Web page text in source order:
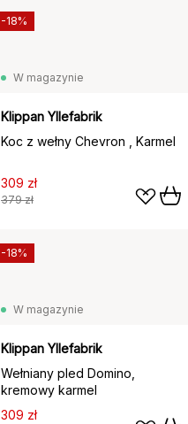
W magazynie
Klippan Yllefabrik
Koc z wełny Chevron , Karmel
309 zł
379 zł
-18%
W magazynie
Klippan Yllefabrik
Wełniany pled Domino,
kremowy karmel
309 zł
-18%